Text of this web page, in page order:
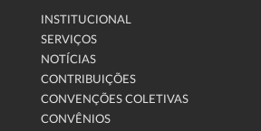
INSTITUCIONAL
SERVIÇOS
NOTÍCIAS
CONTRIBUIÇÕES
CONVENÇÕES COLETIVAS
CONVÊNIOS